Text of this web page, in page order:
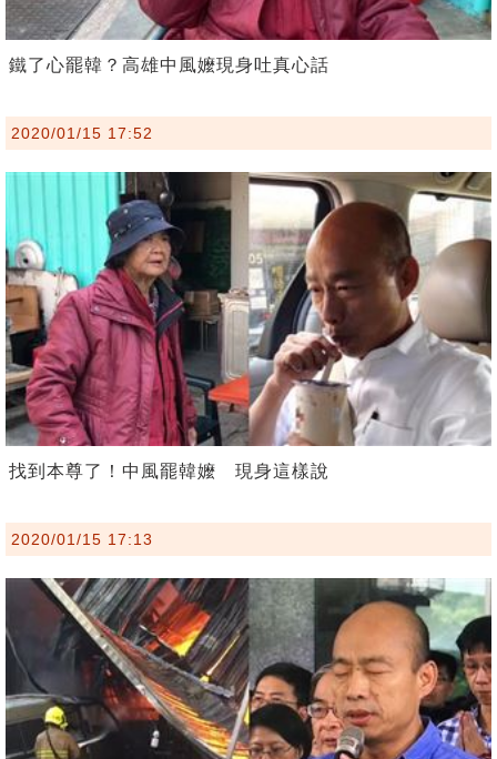
鐵了心罷韓？高雄中風嬤現身吐真心話
2020/01/15 17:52
找到本尊了！中風罷韓嬤 現身這樣說
2020/01/15 17:13